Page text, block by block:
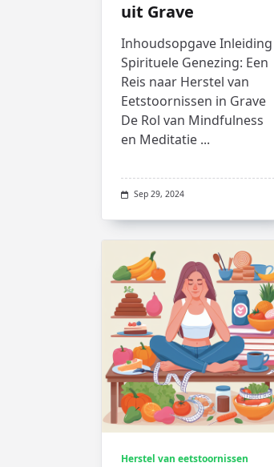
uit Grave
Inhoudsopgave Inleiding
Spirituele Genezing: Een
Reis naar Herstel van
Eetstoornissen in Grave
De Rol van Mindfulness
en Meditatie ...
Sep 29, 2024
Herstel van eetstoornissen